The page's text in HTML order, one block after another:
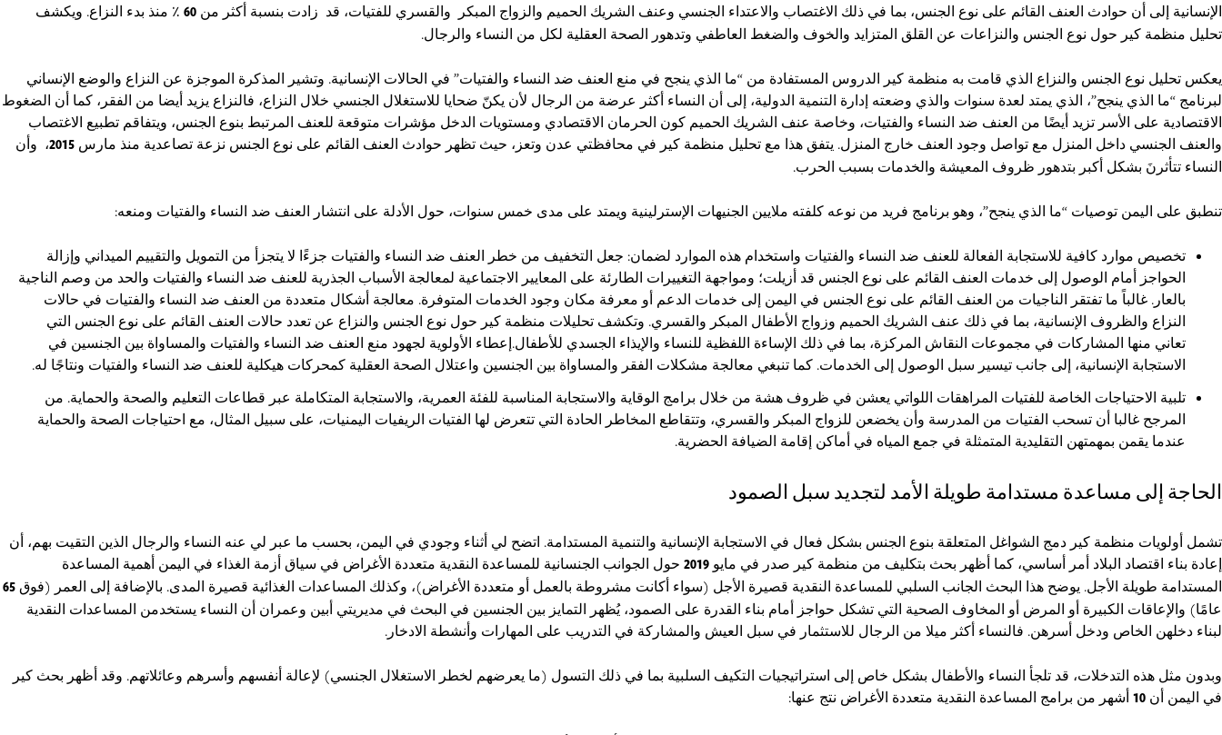
الإنسانية إلى أن حوادث العنف القائم على نوع الجنس، بما في ذلك الاغتصاب والاعتداء الجنسي وعنف الشريك الحميم والزواج المبكر والقسري للفتيات، قد زادت بنسبة أكثر من 60 ٪ منذ بدء النزاع. ويكشف
تحليل منظمة كير حول نوع الجنس والنزاعات عن القلق المتزايد والخوف والضغط العاطفي وتدهور الصحة العقلية لكل من النساء والرجال.
يعكس تحليل نوع الجنس والنزاع الذي قامت به منظمة كير الدروس المستفادة من “ما الذي ينجح في منع العنف ضد النساء والفتيات” في الحالات الإنسانية. وتشير المذكرة الموجزة عن النزاع والوضع الإنساني
لبرنامج “ما الذي ينجح”، الذي يمتد لعدة سنوات والذي وضعته إدارة التنمية الدولية، إلى أن النساء أكثر عرضة من الرجال لأن يكنّ ضحايا للاستغلال الجنسي خلال النزاع، فالنزاع يزيد أيضا من الفقر، كما أن الضغوط
الاقتصادية على الأسر تزيد أيضًا من العنف ضد النساء والفتيات، وخاصة عنف الشريك الحميم كون الحرمان الاقتصادي ومستويات الدخل مؤشرات متوقعة للعنف المرتبط بنوع الجنس، ويتفاقم تطبيع الاغتصاب
والعنف الجنسي داخل المنزل مع تواصل وجود العنف خارج المنزل. يتفق هذا مع تحليل منظمة كير في محافظتي عدن وتعز، حيث تظهر حوادث العنف القائم على نوع الجنس نزعة تصاعدية منذ مارس 2015، وأن
النساء تتأثرنَ بشكل أكبر بتدهور ظروف المعيشة والخدمات بسبب الحرب.
تنطبق على اليمن توصيات “ما الذي ينجح”، وهو برنامج فريد من نوعه كلفته ملايين الجنيهات الإسترلينية ويمتد على مدى خمس سنوات، حول الأدلة على انتشار العنف ضد النساء والفتيات ومنعه:
تخصيص موارد كافية للاستجابة الفعالة للعنف ضد النساء والفتيات واستخدام هذه الموارد لضمان: جعل التخفيف من خطر العنف ضد النساء والفتيات جزءًا لا يتجزأ من التمويل والتقييم الميداني وإزالة
الحواجز أمام الوصول إلى خدمات العنف القائم على نوع الجنس قد أزيلت؛ ومواجهة التغييرات الطارئة على المعايير الاجتماعية لمعالجة الأسباب الجذرية للعنف ضد النساء والفتيات والحد من وصم الناجية
بالعار. غالباً ما تفتقر الناجيات من العنف القائم على نوع الجنس في اليمن إلى خدمات الدعم أو معرفة مكان وجود الخدمات المتوفرة. معالجة أشكال متعددة من العنف ضد النساء والفتيات في حالات
النزاع والظروف الإنسانية، بما في ذلك عنف الشريك الحميم وزواج الأطفال المبكر والقسري. وتكشف تحليلات منظمة كير حول نوع الجنس والنزاع عن تعدد حالات العنف القائم على نوع الجنس التي
تعاني منها المشاركات في مجموعات النقاش المركزة، بما في ذلك الإساءة اللفظية للنساء والإيذاء الجسدي للأطفال.إعطاء الأولوية لجهود منع العنف ضد النساء والفتيات والمساواة بين الجنسين في
الاستجابة الإنسانية، إلى جانب تيسير سبل الوصول إلى الخدمات. كما تنبغي معالجة مشكلات الفقر والمساواة بين الجنسين واعتلال الصحة العقلية كمحركات هيكلية للعنف ضد النساء والفتيات ونتاجًا له.
تلبية الاحتياجات الخاصة للفتيات المراهقات اللواتي يعشن في ظروف هشة من خلال برامج الوقاية والاستجابة المناسبة للفئة العمرية، والاستجابة المتكاملة عبر قطاعات التعليم والصحة والحماية. من
المرجح غالبا أن تسحب الفتيات من المدرسة وأن يخضعن للزواج المبكر والقسري، وتتقاطع المخاطر الحادة التي تتعرض لها الفتيات الريفيات اليمنيات، على سبيل المثال، مع احتياجات الصحة والحماية
عندما يقمن بمهمتهن التقليدية المتمثلة في جمع المياه في أماكن إقامة الضيافة الحضرية.
الحاجة إلى مساعدة مستدامة طويلة الأمد لتجديد سبل الصمود
تشمل أولويات منظمة كير دمج الشواغل المتعلقة بنوع الجنس بشكل فعال في الاستجابة الإنسانية والتنمية المستدامة. اتضح لي أثناء وجودي في اليمن، بحسب ما عبر لي عنه النساء والرجال الذين التقيت بهم، أن
إعادة بناء اقتصاد البلاد أمر أساسي، كما أظهر بحث بتكليف من منظمة كير صدر في مايو 2019 حول الجوانب الجنسانية للمساعدة النقدية متعددة الأغراض في سياق أزمة الغذاء في اليمن أهمية المساعدة
المستدامة طويلة الأجل. يوضح هذا البحث الجانب السلبي للمساعدة النقدية قصيرة الأجل (سواء أكانت مشروطة بالعمل أو متعددة الأغراض)، وكذلك المساعدات الغذائية قصيرة المدى. بالإضافة إلى العمر (فوق 65
عامًا) والإعاقات الكبيرة أو المرض أو المخاوف الصحية التي تشكل حواجز أمام بناء القدرة على الصمود، يُظهر التمايز بين الجنسين في البحث في مديريتي أبين وعمران أن النساء يستخدمن المساعدات النقدية
لبناء دخلهن الخاص ودخل أسرهن. فالنساء أكثر ميلا من الرجال للاستثمار في سبل العيش والمشاركة في التدريب على المهارات وأنشطة الادخار.
وبدون مثل هذه التدخلات، قد تلجأ النساء والأطفال بشكل خاص إلى استراتيجيات التكيف السلبية بما في ذلك التسول (ما يعرضهم لخطر الاستغلال الجنسي) لإعالة أنفسهم وأسرهم وعائلاتهم. وقد أظهر بحث كير
في اليمن أن 10 أشهر من برامج المساعدة النقدية متعددة الأغراض نتج عنها: